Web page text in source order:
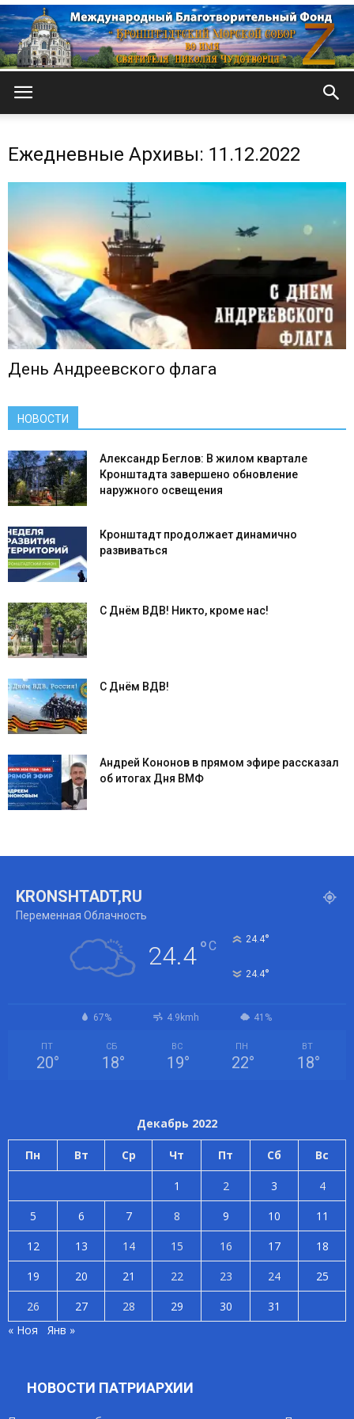
Ежедневные Архивы: 11.12.2022
День Андреевского флага
НОВОСТИ
Александр Беглов: В жилом квартале
Кронштадта завершено обновление
наружного освещения
Кронштадт продолжает динамично
развиваться
С Днём ВДВ! Никто, кроме нас!
С Днём ВДВ!
Андрей Кононов в прямом эфире рассказал
об итогах Дня ВМФ
KRONSHTADT,RU
Переменная Облачность
24.4°C 24.4°
24.4°
67% 4.9kmh 41%
ПТ
20°
СБ
18°
ВС
19°
ПН
22°
ВТ
18°
Декабрь 2022
Пн Вт Ср Чт Пт Сб Вс
1 2 3
4
5
6 7 8 9 10
11
12
13 14 15 16 17
18
19
20 21 22 23 24
25
26
27 28 29 30
31
« Ноя
Янв »
НОВОСТИ ПАТРИАРХИИ